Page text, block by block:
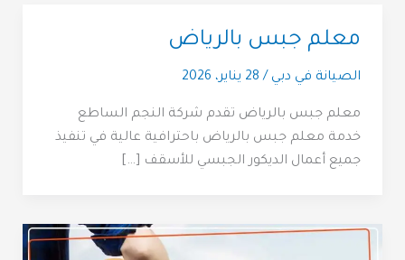
معلم جبس بالرياض
الصيانة في دبي / 28 يناير، 2026
معلم جبس بالرياض تقدم شركة النجم الساطع
خدمة معلم جبس بالرياض باحترافية عالية في تنفيذ
جميع أعمال الديكور الجبسي للأسقف […]